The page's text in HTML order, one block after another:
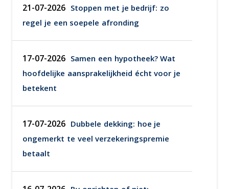
21-07-2026 Stoppen met je bedrijf: zo
regel je een soepele afronding
17-07-2026 Samen een hypotheek? Wat
hoofdelijke aansprakelijkheid écht voor je
betekent
17-07-2026 Dubbele dekking: hoe je
ongemerkt te veel verzekeringspremie
betaalt